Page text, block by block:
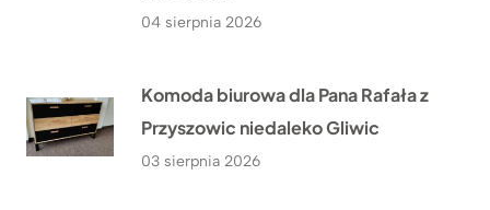
04 sierpnia 2026
Komoda biurowa dla Pana Rafała z
Przyszowic niedaleko Gliwic
03 sierpnia 2026